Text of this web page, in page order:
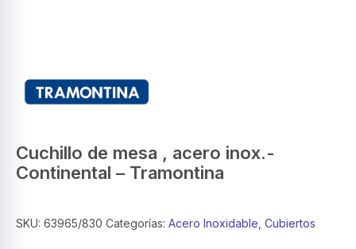
Cuchillo de mesa , acero inox.-
Continental – Tramontina
SKU: 63965/830 Categorías: Acero Inoxidable Cubiertos